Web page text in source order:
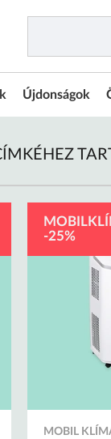
Újdonságok
-25%
MOBIL